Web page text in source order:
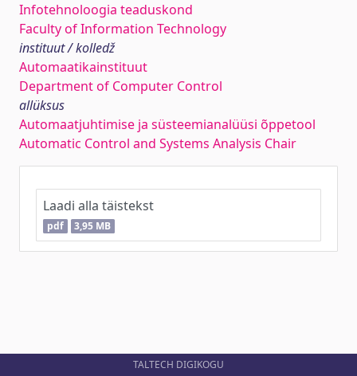
Infotehnoloogia teaduskond
Faculty of Information Technology
instituut / kolledž
Automaatikainstituut
Department of Computer Control
allüksus
Automaatjuhtimise ja süsteemianalüüsi õppetool
Automatic Control and Systems Analysis Chair
Laadi alla täistekst
pdf 3,95 MB
TALTECH DIGIKOGU